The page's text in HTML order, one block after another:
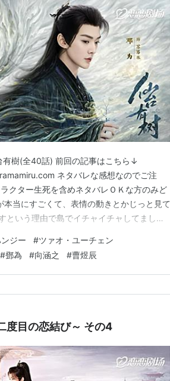
有樹(全40話) 前回の記事はこちら↓
ネタバレな感想なのでご注
クター生死を含めネタバレＯＫな方のみど
当にすごくて、表情の動きとかじっと見て
という理由で島でイチャイチャしてまし
くれます。 バイ・シューが時々こういう
ジー #ツァオ・ユーチェン
#鄧為 #向涵之 #曹煜辰
度目の恋結び～ その4